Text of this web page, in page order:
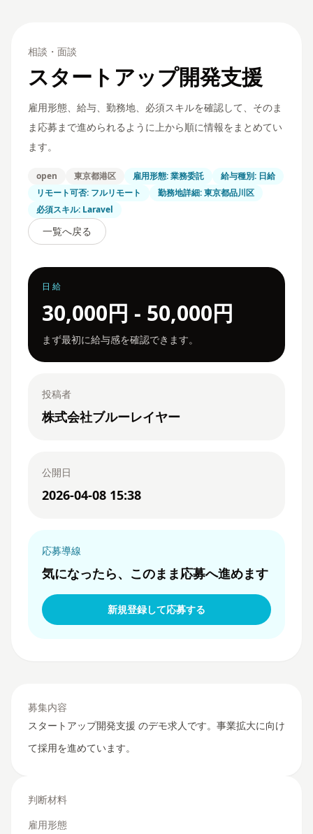
相談・面談
スタートアップ開発支援
雇用形態、給与、勤務地、必須スキルを確認して、そのま
ま応募まで進められるように上から順に情報をまとめてい
ます。
open 東京都港区 雇用形態: 業務委託
給与種別: 日給
リモート可否: フルリモート
勤務地詳細: 東京都品川区
必須スキル: Laravel
一覧へ戻る
日給
30,000円 - 50,000円
まず最初に給与感を確認できます。
投稿者
株式会社ブルーレイヤー
公開日
2026-04-08 15:38
応募導線
気になったら、このまま応募へ進めます
新規登録して応募する
募集内容
スタートアップ開発支援 のデモ求人です。事業拡大に向け
て採用を進めています。
判断材料
雇用形態